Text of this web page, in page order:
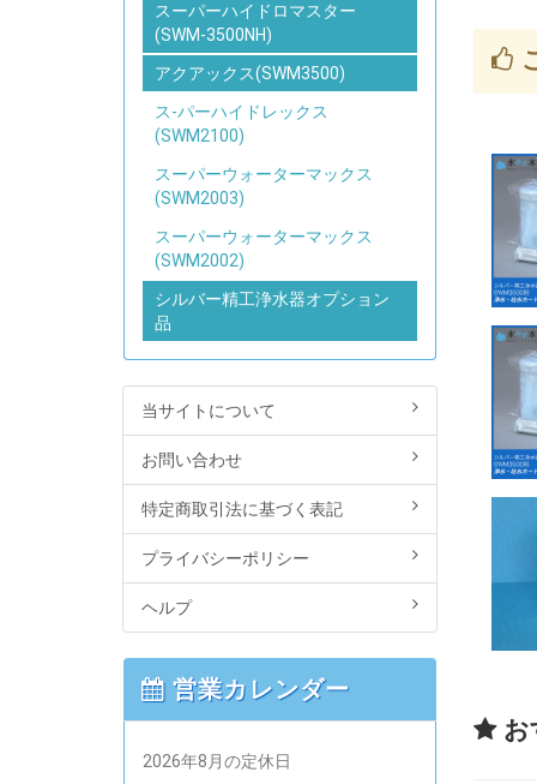
お
スーパーハイドロマスター
(SWM-3500NH)
アクアックス(SWM3500)
ス-パーハイドレックス
(SWM2100)
スーパーウォーターマックス
(SWM2003)
スーパーウォーターマックス
(SWM2002)
シルバー精工浄水器オプション
品
当サイトについて
お問い合わせ
特定商取引法に基づく表記
プライバシーポリシー
ヘルプ
営業カレンダー
2026年8月の定休日